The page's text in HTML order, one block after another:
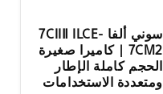
سوني ألفا 7CIIⅡ ILCE-
7CM2 | كاميرا صغيرة
الحجم كاملة الإطار
ومتعددة الاستخدامات